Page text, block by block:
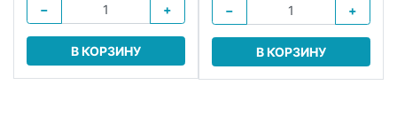
−
+
В КОРЗИНУ
−
+
В КОРЗИНУ